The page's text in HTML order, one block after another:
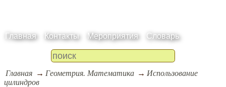
Главная Контакты Мероприятия Словарь
Главная Геометрия. Математика
Использование
цилиндров